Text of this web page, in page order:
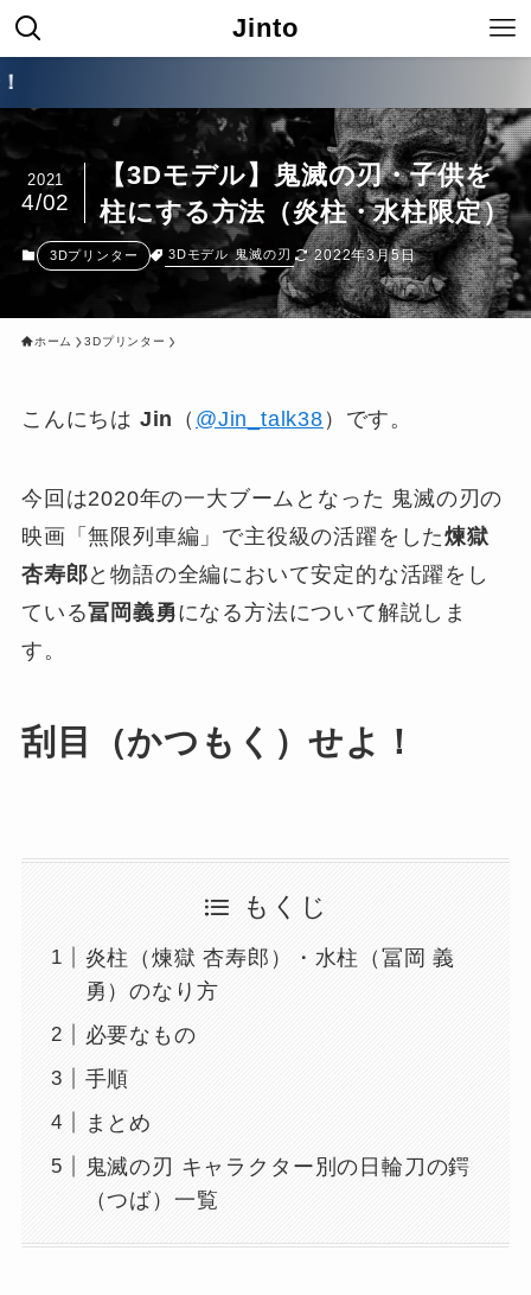
Jinto
【3Dモデル】鬼滅の刃・子供を
柱にする方法（炎柱・水柱限定）
2021
4/02
3Dプリンター 3Dモデル 鬼滅の刃 2022年3月5日
ホーム 3Dプリンター
こんにちは Jin （ @Jin_talk38 ）です。
今回は2020年の一大ブームとなった 鬼滅の刃の
映画「無限列車編」で主役級の活躍をした煉獄
杏寿郎と物語の全編において安定的な活躍をし
ている冨岡義勇になる方法について解説しま
す。
刮目（かつもく）せよ！
もくじ
炎柱（煉獄 杏寿郎）・水柱（冨岡 義
勇）のなり方
必要なもの
手順
まとめ
鬼滅の刃 キャラクター別の日輪刀の鍔
（つば）一覧